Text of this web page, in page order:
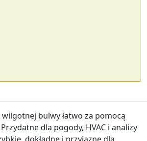
bulwy łatwo za pomocą
dla pogody, HVAC i analizy